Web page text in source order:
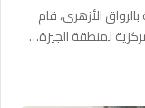
الأزهري، قام
لمنطقة الجيزة…